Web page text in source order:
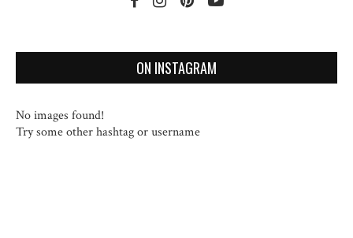
ON INSTAGRAM
No images found!
Try some other hashtag or username